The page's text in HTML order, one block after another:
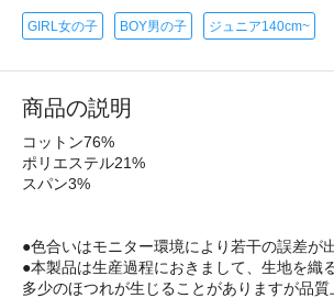
GIRL女の子 BOY男の子 ジュニア140cm~
商品の説明
コットン76%
ポリエステル21%
スパン3%
●色合いはモニター環境により若干の誤差が
●本製品は生産過程におきまして、生地を織
多少のほつれが生じることがありますが品